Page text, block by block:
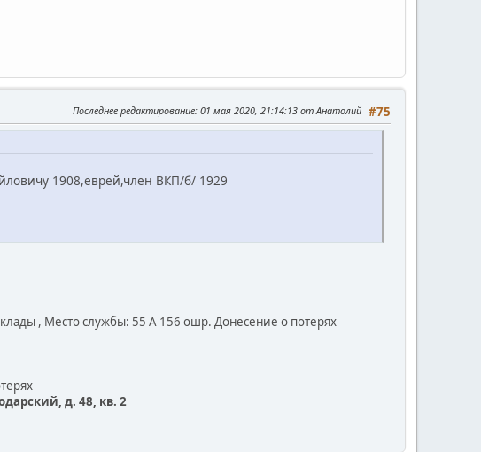
#75
Последнее редактирование: 01 мая 2020, 21:14:13 от Анатолий
1908,еврей,член ВКП/б/ 1929
, Место службы: 55 А 156 ошр. Донесение о потерях
д. 48, кв. 2